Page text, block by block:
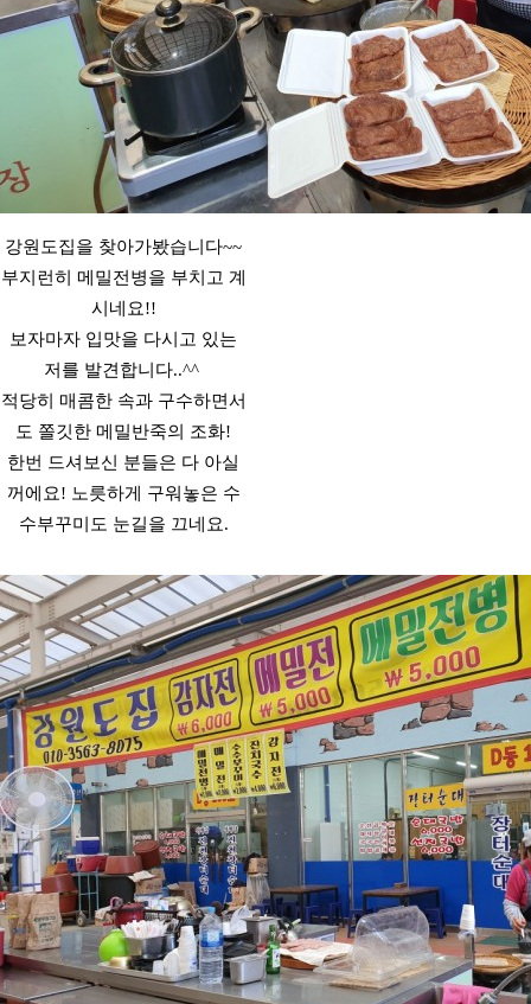
강원도집을 찾아가봤습니다~~
부지런히 메밀전병을 부치고 계
시네요!!
보자마자 입맛을 다시고 있는
저를 발견합니다..^^
적당히 매콤한 속과 구수하면서
도 쫄깃한 메밀반죽의 조화!
한번 드셔보신 분들은 다 아실
꺼에요! 노릇하게 구워놓은 수
수부꾸미도 눈길을 끄네요.